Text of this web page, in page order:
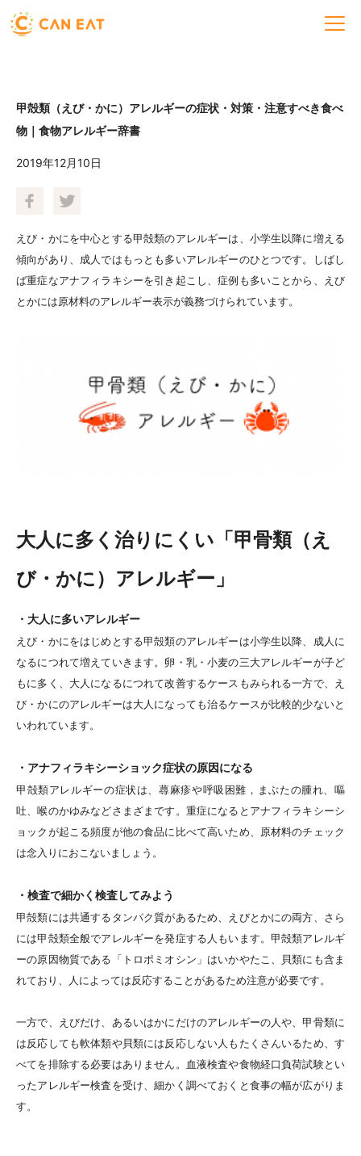
甲殻類（えび・かに）アレルギーの症状・対策・注意すべき食べ
物｜食物アレルギー辞書
2019年12月10日
えび・かにを中心とする甲殻類のアレルギーは、小学生以降に増える
傾向があり、成人ではもっとも多いアレルギーのひとつです。しばし
ば重症なアナフィラキシーを引き起こし、症例も多いことから、えび
とかには原材料のアレルギー表示が義務づけられています。
大人に多く治りにくい「甲骨類（え
び・かに）アレルギー」
・大人に多いアレルギー
えび・かにをはじめとする甲殻類のアレルギーは小学生以降、成人に
なるにつれて増えていきます。卵・乳・小麦の三大アレルギーが子ど
もに多く、大人になるにつれて改善するケースもみられる一方で、え
び・かにのアレルギーは大人になっても治るケースが比較的少ないと
いわれています。
・アナフィラキシーショック症状の原因になる
甲殻類アレルギーの症状は、蕁麻疹や呼吸困難，まぶたの腫れ、嘔
吐、喉のかゆみなどさまざまです。重症になるとアナフィラキシーシ
ョックが起こる頻度が他の食品に比べて高いため、原材料のチェック
は念入りにおこないましょう。
・検査で細かく検査してみよう
甲殻類には共通するタンパク質があるため、えびとかにの両方、さら
には甲殻類全般でアレルギーを発症する人もいます。甲殻類アレルギ
ーの原因物質である「トロポミオシン」はいかやたこ、貝類にも含ま
れており、人によっては反応することがあるため注意が必要です。
一方で、えびだけ、あるいはかにだけのアレルギーの人や、甲骨類に
は反応しても軟体類や貝類には反応しない人もたくさんいるため、す
べてを排除する必要はありません。血液検査や食物経口負荷試験とい
ったアレルギー検査を受け、細かく調べておくと食事の幅が広がりま
す。